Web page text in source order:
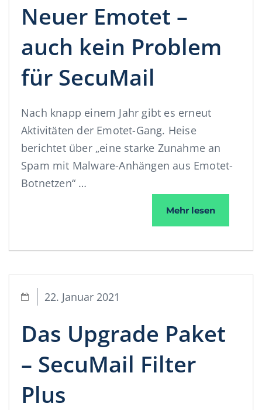
Neuer Emotet –
auch kein Problem
für SecuMail
Nach knapp einem Jahr gibt es erneut
Aktivitäten der Emotet-Gang. Heise
berichtet über „eine starke Zunahme an
Spam mit Malware-Anhängen aus Emotet-
Botnetzen“ …
Mehr lesenNeuer
22. Januar 2021
Das Upgrade Paket
– SecuMail Filter
Plus